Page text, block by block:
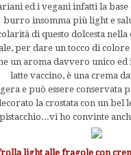
ed i vegani infatti la base
burro insomma più light e
di questo dolcesta
per dare un tocco di
un aroma davvero unico
latte vaccino, è una crema
e può essere conservata
la crostata con un bel
ho convinte
light alle fragole con